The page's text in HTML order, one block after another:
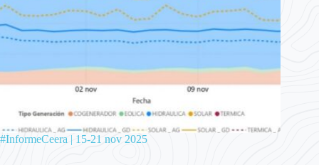
#InformeCeera | 15-21 nov 2025